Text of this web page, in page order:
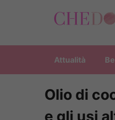
Attualità
Olio di
e gli usi